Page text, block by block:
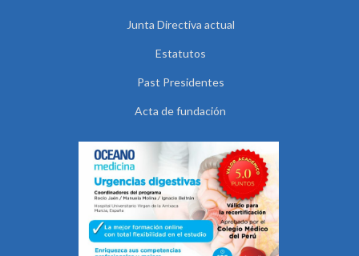
Junta Directiva actual
Estatutos
Past Presidentes
Acta de fundación